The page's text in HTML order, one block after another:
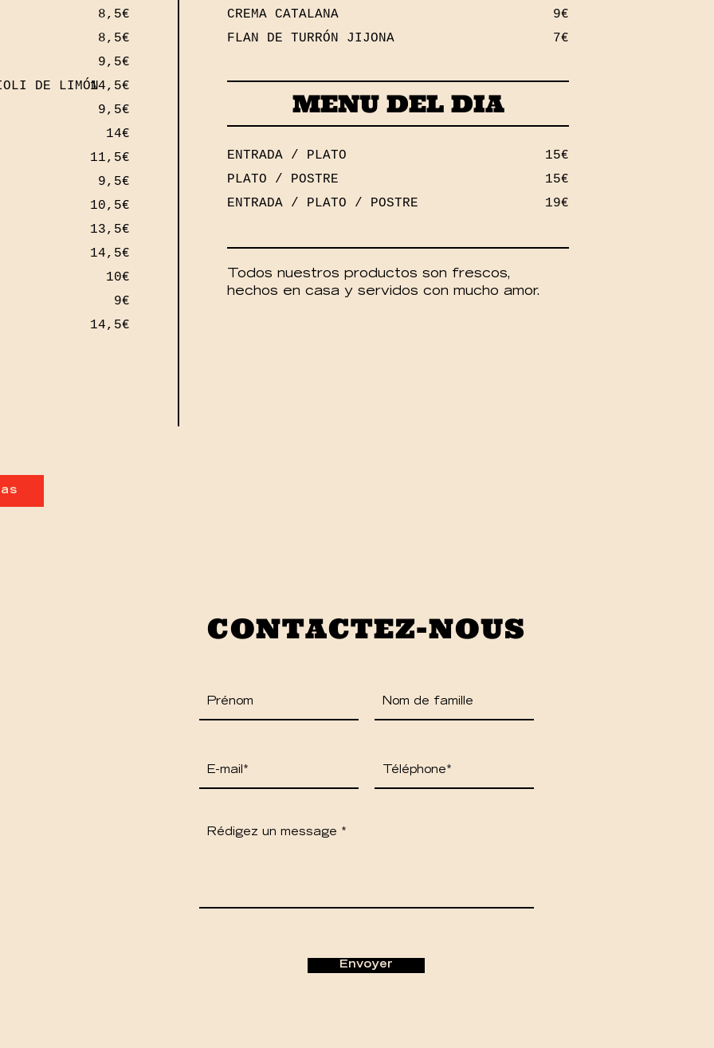
DE LIMÓN
8,5€
8,5€
9,5€
14,5€
9,5€
14€
11,5€
9,5€
10,5€
13,5€
14,5€
10€
9€
14,5€
CREMA CATALANA
FLAN DE TURRÓN JIJONA
9€
7€
MENU DEL DIA
ENTRADA / PLATO
PLATO / POSTRE
ENTRADA / PLATO / POSTRE
15€
15€
19€
Todos nuestros productos son frescos,
hechos en casa y servidos con mucho amor.
CONTACTEZ-NOUS
Rédigez un message
Envoyer